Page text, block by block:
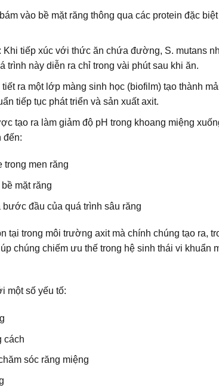
vào bề mặt răng thông qua các protein đặc
: Khi tiếp xúc với thức ăn chứa đường, S. mutans
trình này diễn ra chỉ trong vài phút sau khi ăn.
tiết ra một lớp màng sinh học (biofilm) tạo thành
tiếp tục phát triển và sản xuất axit.
tạo ra làm giảm độ pH trong khoang miệng
đến:
trong men răng
mặt răng
đầu của quá trình sâu răng
tại trong môi trường axit mà chính chúng tạo ra,
chúng chiếm ưu thế trong hệ sinh thái vi khuẩn
một số yếu tố:
cách
sóc răng miệng